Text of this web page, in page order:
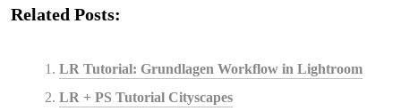
e
Related Posts:
LR Tutorial: Grundlagen Workflow in Lightroom
LR + PS Tutorial Cityscapes